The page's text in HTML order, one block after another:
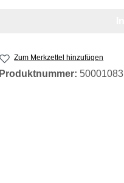
Zum Merkzettel hinzufügen
Produktnummer: 50001083